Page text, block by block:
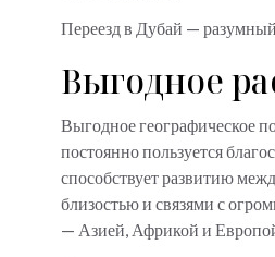
Переезд в Дубай —
Выгодное
Выгодное географическое
постоянно пользуется
способствует развитию
близостью и связями с
— Азией, Африкой и